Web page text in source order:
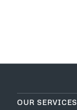
OUR SERVICES